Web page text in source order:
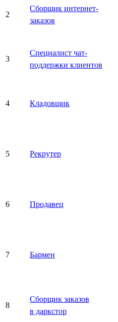
2
Сборщик интернет-
заказов
3
Специалист чат-
поддержки клиентов
4 Кладовщик
5 Рекрутер
6 Продавец
7 Бармен
8
Сборщик заказов
в даркстор